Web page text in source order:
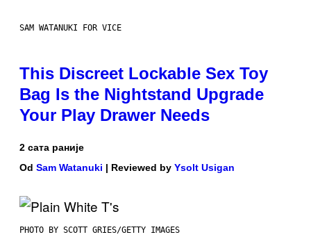
SAM WATANUKI FOR VICE
This Discreet Lockable Sex Toy
Bag Is the Nightstand Upgrade
Your Play Drawer Needs
2 сата раније
Od Sam Watanuki | Reviewed by Ysolt Usigan
PHOTO BY SCOTT GRIES/GETTY IMAGES